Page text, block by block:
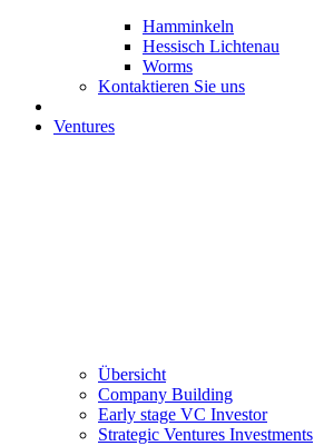
Hamminkeln
Hessisch Lichtenau
Worms
Kontaktieren Sie uns
Ventures
Übersicht
Company Building
Early stage VC Investor
Strategic Ventures Investments